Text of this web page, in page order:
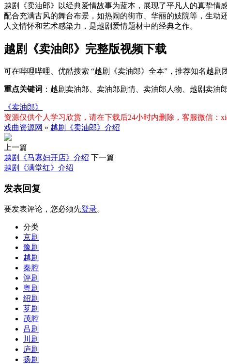
越剧《卖油郎》以经典爱情故事为蓝本，展现了平凡人的真挚情
配合充满古风的舞台布景，如热闹的街市、华丽的妓院等，生
人文情怀和艺术感染力，是越剧爱情题材中的经典之作。
越剧《卖油郎》完整版视频下载
可在哔哩哔哩、优酷搜索 “越剧《卖油郎》全本”，推荐知名越剧
重点关键词 ：越剧卖油郎、卖油郎剧情、卖油郎人物、越剧卖油
《卖油郎》
资源仅供个人学习欣赏，请在下载后24小时内删除，客服微信：
戏曲资源网 » 越剧《卖油郎》介绍
上一篇
越剧《马寡妇开店》介绍 下一篇
越剧《满堂红》介绍
发表回复
要发表评论，您必须先登录。
分类
京剧
豫剧
越剧
秦腔
评剧
粤剧
绍剧
芗剧
茂腔
吕剧
川剧
庐剧
扬剧